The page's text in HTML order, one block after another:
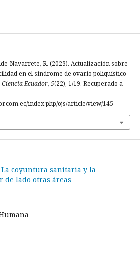
Navarrete, R. (2023). Actualización sobre
en el síndrome de ovario poliquístico
Ciencia Ecuador, 5(22), 1/19. Recuperado a
index.php/ojs/article/view/145
La coyuntura sanitaria y la
de lado otras áreas